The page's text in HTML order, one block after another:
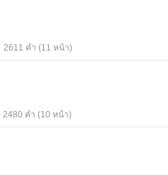
2611 คำ (11 หน้า)
2480 คำ (10 หน้า)